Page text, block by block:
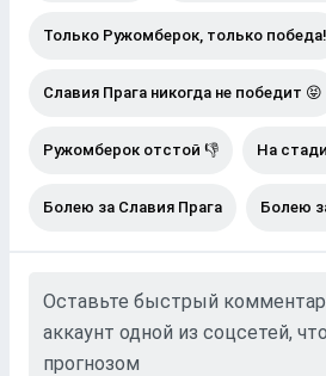
Только Ружомберок, только победа!
Славия Прага никогда не победит 😝
Ружомберок отстой 👎 На
Болею за Славия Прага Болею
Оставьте быстрый
аккаунт одной из соцсетей,
прогнозом